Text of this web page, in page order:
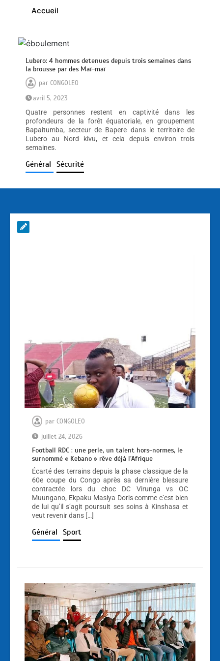
Accueil
Lubero: 4 hommes detenues depuis trois semaines dans
la brousse par des Maï-maï
parCONGOLEO
avril 5, 2023
Quatre personnes restent en captivité dans les
profondeurs de la forêt équatoriale, en groupement
Bapaitumba, secteur de Bapere dans le territoire de
Lubero au Nord kivu, et cela depuis environ trois
semaines.
Général Sécurité
par CONGOLEO
juillet 24, 2026
Football RDC : une perle, un talent hors-normes, le
surnommé « Kebano » rêve déjà l’Afrique
Écarté des terrains depuis la phase classique de la
60e coupe du Congo après sa dernière blessure
contractée lors du choc DC Virunga vs OC
Muungano, Ekpaku Masiya Doris comme c’est bien
de lui qu’il s’agit poursuit ses soins à Kinshasa et
veut revenir dans […]
Général Sport